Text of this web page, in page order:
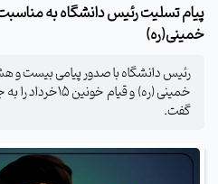
پیام تسلیت رئیس دانشگاه به
خمینی(ره)
رئیس دانشگاه با صدور پیامی بیست و
خمینی (ره) و
گفت.